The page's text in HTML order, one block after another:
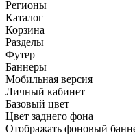
Регионы
Каталог
Корзина
Разделы
Футер
Баннеры
Мобильная версия
Личный кабинет
Базовый цвет
Цвет заднего фона
Отображать фоновый